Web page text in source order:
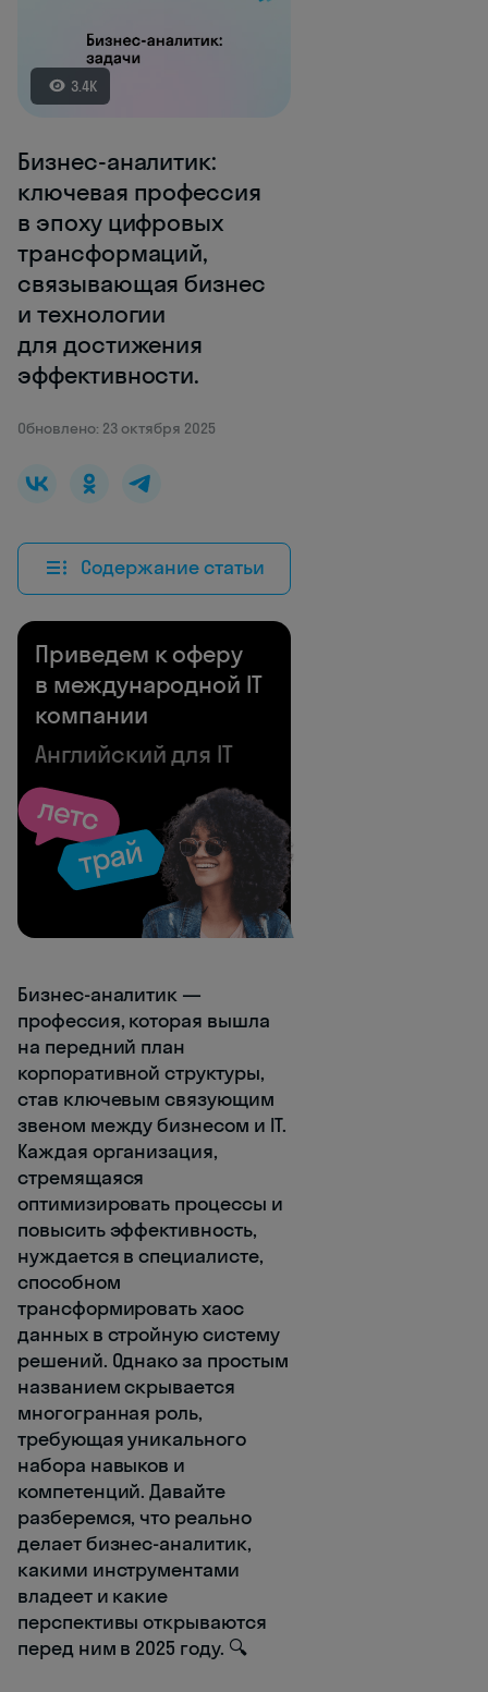
3.4K
Бизнес-аналитик:
ключевая профессия
в эпоху цифровых
трансформаций,
связывающая бизнес
и технологии
для достижения
эффективности.
Обновлено: 23 октября 2025
Содержание статьи
Приведем к оферу
в международной IT
компании
Английский для IT
Бизнес-аналитик —
профессия, которая вышла
на передний план
корпоративной структуры,
став ключевым связующим
звеном между бизнесом и IT.
Каждая организация,
стремящаяся
оптимизировать процессы и
повысить эффективность,
нуждается в специалисте,
способном
трансформировать хаос
данных в стройную систему
решений. Однако за простым
названием скрывается
многогранная роль,
требующая уникального
набора навыков и
компетенций. Давайте
разберемся, что реально
делает бизнес-аналитик,
какими инструментами
владеет и какие
перспективы открываются
перед ним в 2025 году. 🔍